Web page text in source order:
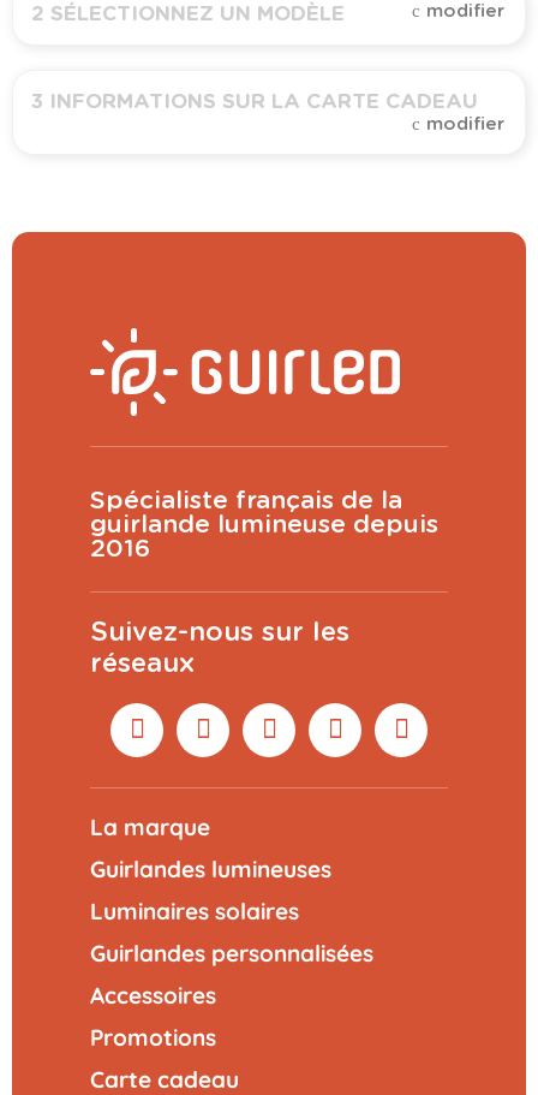
2 SÉLECTIONNEZ UN MODÈLE modifier
CONTINUER
3 INFORMATIONS SUR LA CARTE CADEAU
modifier
200caractères restants)
APERÇU
AJOUTER AU PANIER
Spécialiste français de la
guirlande lumineuse depuis
2016
Suivez-nous sur les
réseaux
La marque
Guirlandes lumineuses
Luminaires solaires
Guirlandes personnalisées
Accessoires
Promotions
Carte cadeau